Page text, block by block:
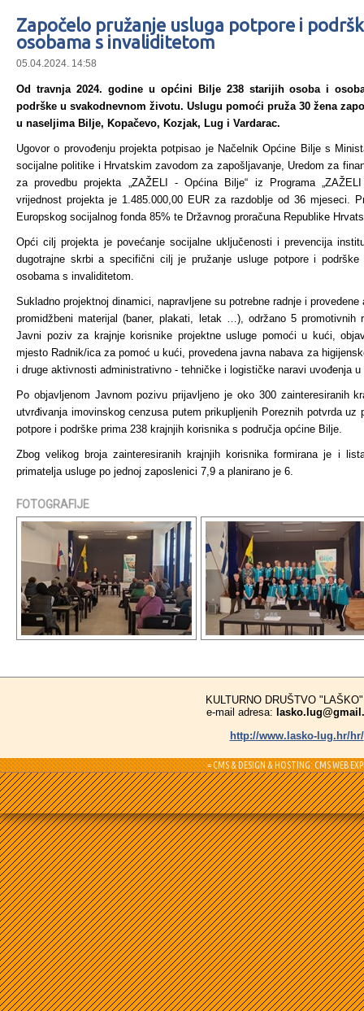
Započelo pružanje usluga potpore i
osobama s invaliditetom
05.04.2024. 14:58
Od travnja 2024. godine u općini Bilje 238 starijih osoba i
podrške u svakodnevnom životu. Uslugu pomoći pruža 30 žena
u naseljima Bilje, Kopačevo, Kozjak, Lug i Vardarac.
Ugovor o provođenju projekta potpisao je Načelnik Općine Bilje s
socijalne politike i Hrvatskim zavodom za zapošljavanje, Uredom za
za provedbu projekta „ZAŽELI - Općina Bilje“ iz Programa
vrijednost projekta je 1.485.000,00 EUR za razdoblje od 36 mjeseci.
Europskog socijalnog fonda 85% te Državnog proračuna Republike
Opći cilj projekta je povećanje socijalne uključenosti i prevencija
dugotrajne skrbi a specifični cilj je pružanje usluge potpore i
osobama s invaliditetom.
Sukladno projektnoj dinamici, napravljene su potrebne radnje i
promidžbeni materijal (baner, plakati, letak …), održano 5 promotivnih
Javni poziv za krajnje korisnike projektne usluge pomoći u kući,
mjesto Radnik/ica za pomoć u kući, provedena javna nabava za
i druge aktivnosti administrativno - tehničke i logističke naravi uvođenja
Po objavljenom Javnom pozivu prijavljeno je oko 300 zainteresiranih
utvrđivanja imovinskog cenzusa putem prikupljenih Poreznih potvrda uz
potpore i podrške prima 238 krajnjih korisnika s područja općine Bilje.
Zbog velikog broja zainteresiranih krajnjih korisnika formirana je i
primatelja usluge po jednoj zaposlenici 7,9 a planirano je 6.
FOTOGRAFIJE
KULTURNO DRUŠTVO
e-mail adresa:
http://www.lasko-lug.hr/hr/
= CMS & DESIGN & HOSTING: CMS WEB